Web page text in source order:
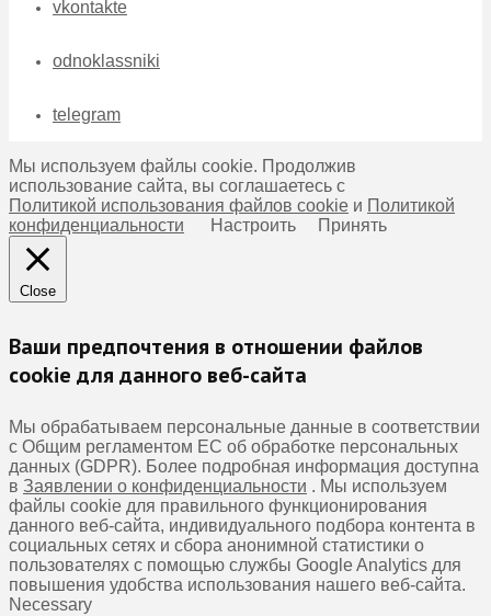
vkontakte
odnoklassniki
telegram
Мы используем файлы cookie. Продолжив
использование сайта, вы соглашаетесь с
Политикой использования файлов cookie и Политикой
конфиденциальности
Настроить Принять
Close
Ваши предпочтения в отношении файлов
cookie для данного веб-сайта
Мы обрабатываем персональные данные в соответствии
с Общим регламентом ЕС об обработке персональных
данных (GDPR). Более подробная информация доступна
в Заявлении о конфиденциальности . Мы используем
файлы cookie для правильного функционирования
данного веб-сайта, индивидуального подбора контента в
социальных сетях и сбора анонимной статистики о
пользователях с помощью службы Google Analytics для
повышения удобства использования нашего веб-сайта.
Necessary